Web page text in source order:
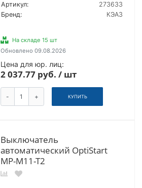
Артикул:
273633
Бренд:
КЭАЗ
На складе 15 шт
Обновлено 09.08.2026
Цена для юр. лиц:
2 037.77 руб. / шт
- + КУПИТЬ
Выключатель
автоматический OptiStart
MP-M11-T2